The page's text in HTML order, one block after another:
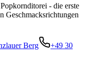
- die erste
Geschmacksrichtungen
Berg
+49 30